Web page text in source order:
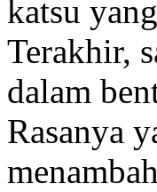
katsu
Terakhir,
dalam
Rasanya